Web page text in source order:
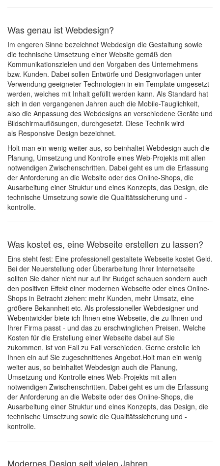
Was genau ist Webdesign?
Im engeren Sinne bezeichnet Webdesign die Gestaltung sowie
die technische Umsetzung einer Website gemäß den
Kommunikationszielen und den Vorgaben des Unternehmens
bzw. Kunden. Dabei sollen Entwürfe und Designvorlagen unter
Verwendung geeigneter Technologien in ein Template umgesetzt
werden, welches mit Inhalt gefüllt werden kann. Als Standard hat
sich in den vergangenen Jahren auch die Mobile-Tauglichkeit,
also die Anpassung des Webdesigns an verschiedene Geräte und
Bildschirmauflösungen, durchgesetzt. Diese Technik wird
als Responsive Design bezeichnet.
Holt man ein wenig weiter aus, so beinhaltet Webdesign auch die
Planung, Umsetzung und Kontrolle eines Web-Projekts mit allen
notwendigen Zwischenschritten. Dabei geht es um die Erfassung
der Anforderung an die Website oder des Online-Shops, die
Ausarbeitung einer Struktur und eines Konzepts, das Design, die
technische Umsetzung sowie die Qualitätssicherung und -
kontrolle.
Was kostet es, eine Webseite erstellen zu lassen?
Eins steht fest: Eine professionell gestaltete Webseite kostet Geld.
Bei der Neuerstellung oder Überarbeitung Ihrer Internetseite
sollten Sie daher nicht nur auf Ihr Budget schauen sondern auch
den positiven Effekt einer modernen Webseite oder eines Online-
Shops in Betracht ziehen: mehr Kunden, mehr Umsatz, eine
größere Bekannheit etc. Als professioneller Webdesigner und
Webentwickler biete ich Ihnen eine Webseite, die zu Ihnen und
Ihrer Firma passt - und das zu erschwinglichen Preisen. Welche
Kosten für die Erstellung einer Webseite dabei auf Sie
zukommen, ist von Fall zu Fall verschieden. Gerne erstelle ich
Ihnen ein auf Sie zugeschnittenes Angebot.Holt man ein wenig
weiter aus, so beinhaltet Webdesign auch die Planung,
Umsetzung und Kontrolle eines Web-Projekts mit allen
notwendigen Zwischenschritten. Dabei geht es um die Erfassung
der Anforderung an die Website oder des Online-Shops, die
Ausarbeitung einer Struktur und eines Konzepts, das Design, die
technische Umsetzung sowie die Qualitätssicherung und -
kontrolle.
Modernes Design seit vielen Jahren